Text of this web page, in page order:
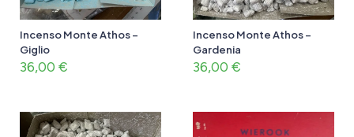
Incenso Monte Athos –
Giglio
36,00 €
Incenso Monte Athos –
Gardenia
36,00 €